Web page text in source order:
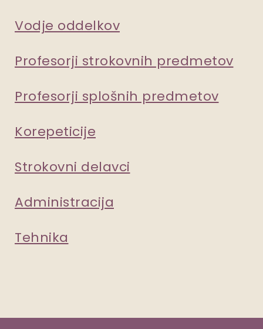
Vodje oddelkov
Profesorji strokovnih predmetov
Profesorji splošnih predmetov
Korepeticije
Strokovni delavci
Administracija
Tehnika